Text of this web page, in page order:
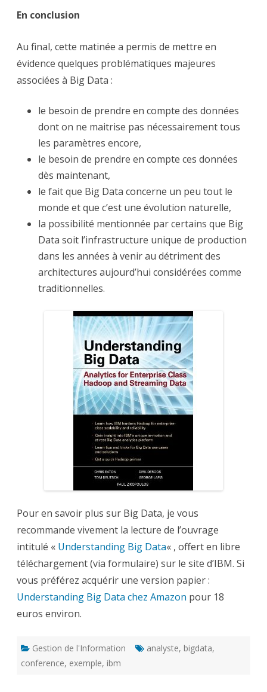
En conclusion
Au final, cette matinée a permis de mettre en
évidence quelques problématiques majeures
associées à Big Data :
le besoin de prendre en compte des données
dont on ne maitrise pas nécessairement tous
les paramètres encore,
le besoin de prendre en compte ces données
dès maintenant,
le fait que Big Data concerne un peu tout le
monde et que c’est une évolution naturelle,
la possibilité mentionnée par certains que Big
Data soit l’infrastructure unique de production
dans les années à venir au détriment des
architectures aujourd’hui considérées comme
traditionnelles.
Pour en savoir plus sur Big Data, je vous
recommande vivement la lecture de l’ouvrage
intitulé « Understanding Big Data« , offert en libre
téléchargement (via formulaire) sur le site d’IBM. Si
vous préférez acquérir une version papier :
Understanding Big Data chez Amazon pour 18
euros environ.
Gestion de l'Information analyste, bigdata,
conference, exemple, ibm